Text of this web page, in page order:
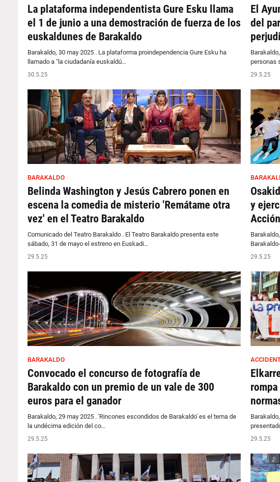
La plataforma independentista Gure Esku llama
el 1 de junio a una demostración de fuerza de los
euskaldunes de Barakaldo
Barakaldo, 30 may 2025 . La plataforma proindependencia Gure Esku ha
llamado a "la ciudadanía euskaldú…
30.5.25
El
del
personas
29.5.25
BARAKALDO
Belinda Washington y Jesús Cabrero ponen en
escena la comedia de misterio 'Remátame otra
vez' en el Teatro Barakaldo
Comunicado del Teatro Barakaldo . El Teatro Barakaldo presenta este
sábado, 31 de mayo el estreno en Euskadi…
29.5.25
y
29.5.25
BARAKALDO
Convocado el concurso de fotografía de
Barakaldo con un premio de un vale de 300
euros para el ganador
Barakaldo, 29 may 2025 . 'Rincones escondidos de Barakaldo' es el tema de
la undécima edición del co…
29.5.25 29.5.25